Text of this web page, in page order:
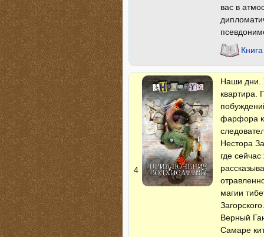
вас в
4
Наши дни.
квартира.
фарфора
Нестора
где
магии
Верный
Самаре